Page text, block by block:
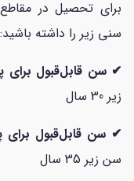
برای تحصیل در
سنی زیر را داشته باشید:
✔ سن قابل‌قبول
زیر 30 سال
✔ سن قابل‌قبول
سن زیر 35 سال